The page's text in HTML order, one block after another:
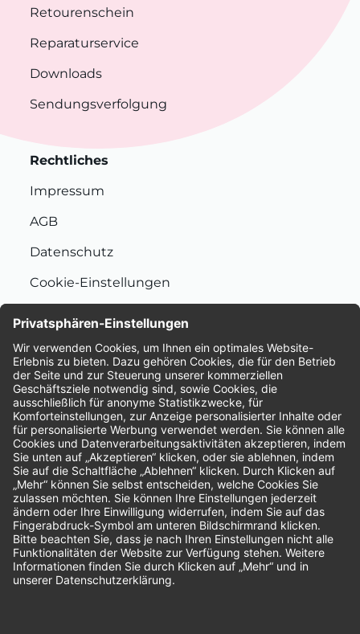
Retourenschein
Reparaturservice
Downloads
Sendungsverfolgung
Rechtliches
Impressum
AGB
Datenschutz
Cookie-Einstellungen
Bewertungen